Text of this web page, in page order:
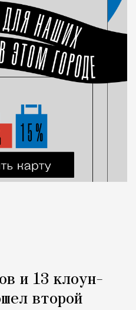
и 13 клоун-
второй